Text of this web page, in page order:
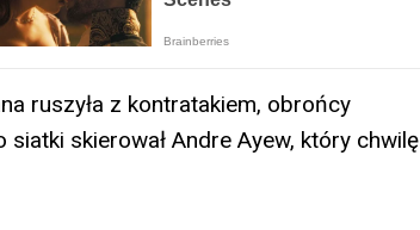
ruszyła z kontratakiem, obrońcy
skierował Andre Ayew, który chwilę